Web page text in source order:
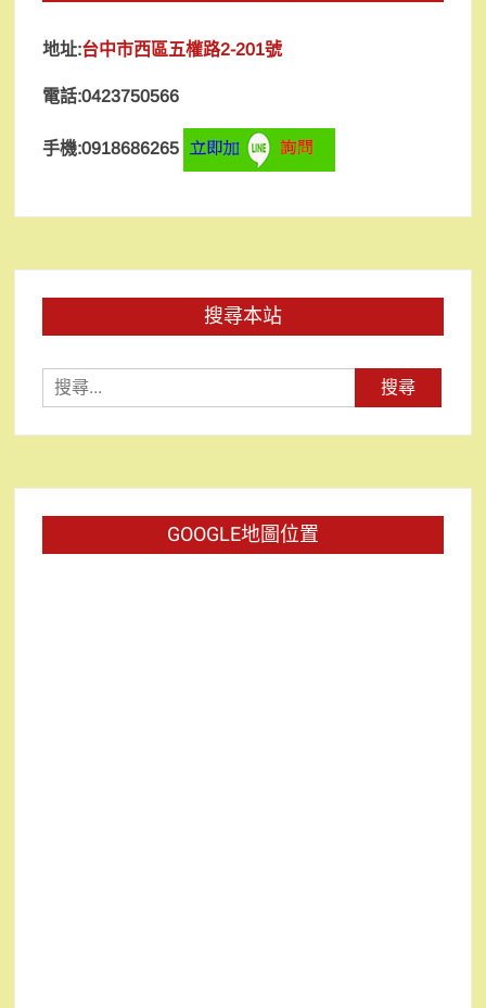
地址:台中市西區五權路2-201號
電話:0423750566
手機:0918686265
搜尋本站
尋
關
GOOGLE地圖位置